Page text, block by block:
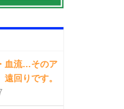
血流…そのア
遠回りです。